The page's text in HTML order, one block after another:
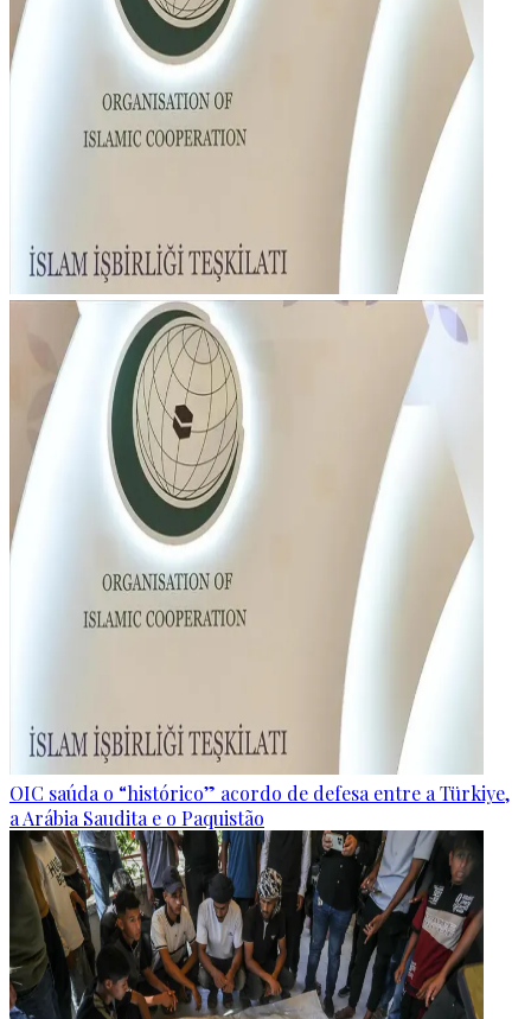
OIC saúda o “histórico” acordo de defesa entre a Türkiye,
a Arábia Saudita e o Paquistão